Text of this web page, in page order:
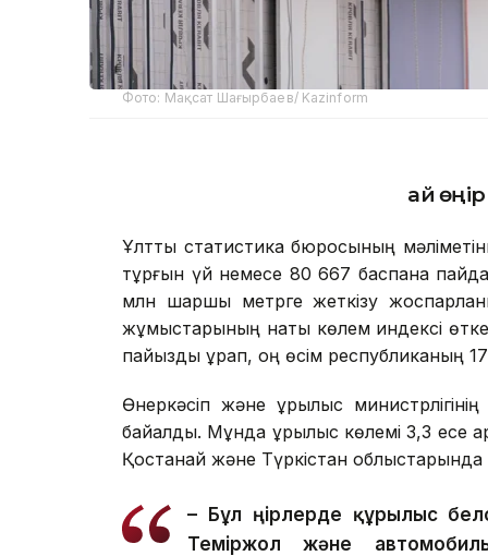
Фото: Мақсат Шағырбаев/ Kazinform
Қай
Ұлттық статистика бюросының
тұрғын үй немесе 80 667 баспана
млн шаршы метрге жеткізу
жұмыстарының нақты көлем индексі
пайызды құрап, оң өсім республиканың 17
Өнеркәсіп және құрылыс
байқалды. Мұнда құрылыс көлемі 3,3 есе
Қостанай және Түркістан облыстарында
– Бұл өңірлерде құрылыс
Теміржол және